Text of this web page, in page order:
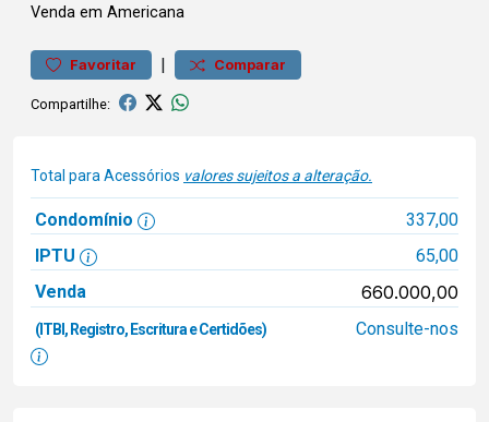
Venda em Americana
Favoritar | Comparar
Compartilhe:
Total para Acessórios valores sujeitos a alteração.
Condomínio
337,00
IPTU
65,00
Venda
660.000,00
(ITBI, Registro, Escritura e Certidões) Consulte-nos